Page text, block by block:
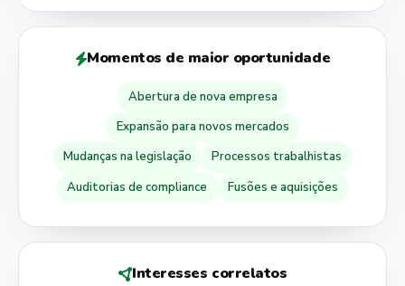
Momentos de maior oportunidade
Abertura de nova empresa
Expansão para novos mercados
Mudanças na legislação
Processos trabalhistas
Auditorias de compliance
Fusões e aquisições
Interesses correlatos